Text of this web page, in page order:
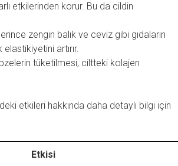
etkilerinden korur. Bu da cildin
zengin balık ve ceviz gibi gıdaların
artırır.
tüketilmesi, ciltteki kolajen
etkileri hakkında daha detaylı bilgi için
Etkisi